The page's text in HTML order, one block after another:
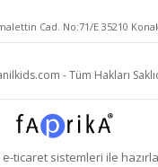
Cad. No:71/E 35210
- Tüm Hakları
e-ticaretsistemleri ile